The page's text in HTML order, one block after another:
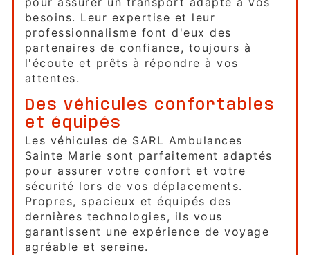
besoins. Leur expertise et leur
professionnalisme font d'eux des
partenaires de confiance, toujours à
l'écoute et prêts à répondre à vos
attentes.
Des véhicules confortables
et équipés
Les véhicules de SARL Ambulances
Sainte Marie sont parfaitement adaptés
pour assurer votre confort et votre
sécurité lors de vos déplacements.
Propres, spacieux et équipés des
dernières technologies, ils vous
garantissent une expérience de voyage
agréable et sereine.